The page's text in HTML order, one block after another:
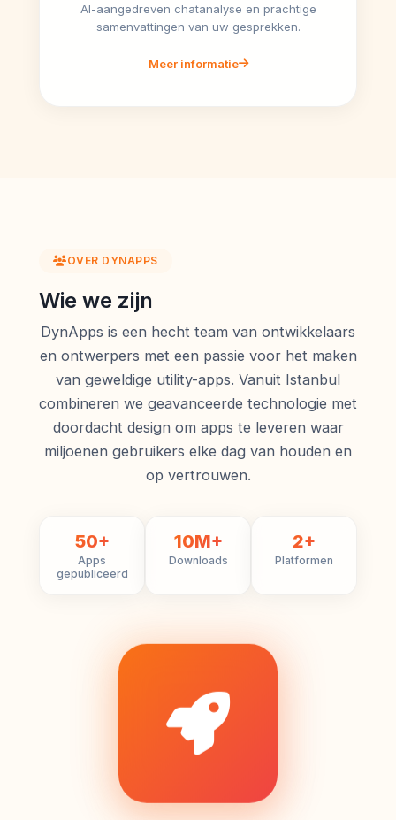
AI-aangedreven chatanalyse en prachtige
samenvattingen van uw gesprekken.
Meer informatie
OVER DYNAPPS
Wie we zijn
DynApps is een hecht team van ontwikkelaars
en ontwerpers met een passie voor het maken
van geweldige utility-apps. Vanuit Istanbul
combineren we geavanceerde technologie met
doordacht design om apps te leveren waar
miljoenen gebruikers elke dag van houden en
op vertrouwen.
50+
Apps
gepubliceerd
10M+
Downloads
2+
Platformen